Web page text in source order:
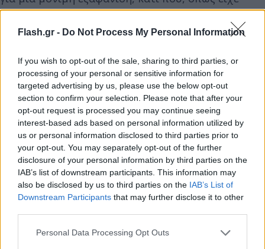
Flash.gr - Do Not Process My Personal Information
If you wish to opt-out of the sale, sharing to third parties, or
processing of your personal or sensitive information for
targeted advertising by us, please use the below opt-out
section to confirm your selection. Please note that after your
opt-out request is processed you may continue seeing
interest-based ads based on personal information utilized by
us or personal information disclosed to third parties prior to
your opt-out. You may separately opt-out of the further
disclosure of your personal information by third parties on the
IAB’s list of downstream participants. This information may
also be disclosed by us to third parties on the IAB’s List of
Downstream Participants that may further disclose it to other
Please note that this website/app uses one or more Google
Personal Data Processing Opt Outs
υπολογίσει σε μελέτη της η NASA, θα συμβεί σε
περίπου 100 εκατομμύρια χρόνια, καθώς οι
Κρόνο ως μια σκονισμένη βροχή σωματιδίων
πάγου.
Αυτή τη στιγμή, όμως, δεν υπάρχει λόγος
ανησυχίας. Απλά οι δακτύλιοι θα γίνουν αόρατοι
από τη Γη για ένα μικρό χρονικό διάστημα, λόγω
της γωνίας θέασης από τη Γη. Καθώς η Γη και ο
Κρόνος θα αλλάζουν θέση, οι δακτύλιοι θα
αρχίσουν να φαίνονται και πάλι από τον Νοέμβριο